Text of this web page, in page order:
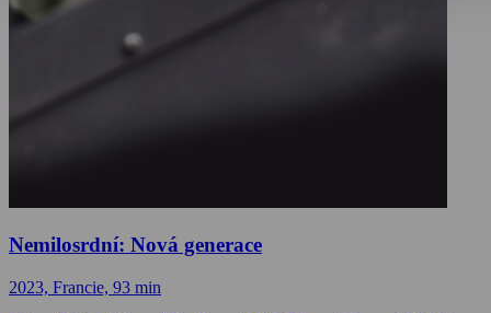
Nemilosrdní: Nová generace
2023, Francie, 93 min